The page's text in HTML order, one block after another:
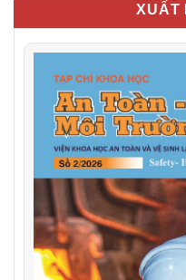
XUẤT